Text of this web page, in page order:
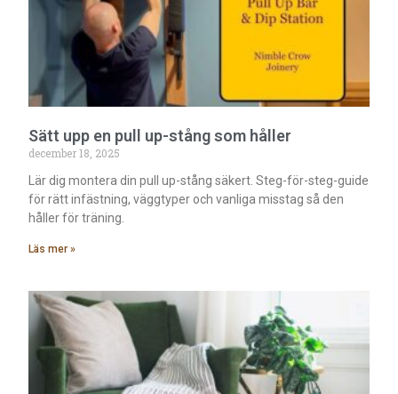
Sätt upp en pull up-stång som håller
december 18, 2025
Lär dig montera din pull up-stång säkert. Steg-för-steg-guide
för rätt infästning, väggtyper och vanliga misstag så den
håller för träning.
Läs mer »